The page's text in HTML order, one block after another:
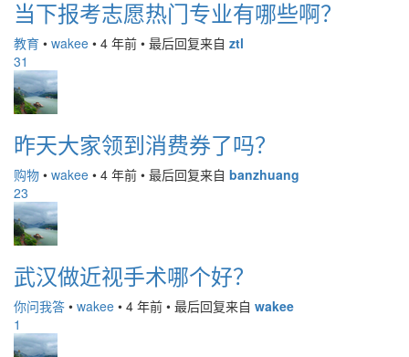
当下报考志愿热门专业有哪些啊？
教育 • wakee • 4 年前 • 最后回复来自 ztl
31
昨天大家领到消费券了吗？
购物 • wakee • 4 年前 • 最后回复来自 banzhuang
23
武汉做近视手术哪个好？
你问我答 • wakee • 4 年前 • 最后回复来自 wakee
1